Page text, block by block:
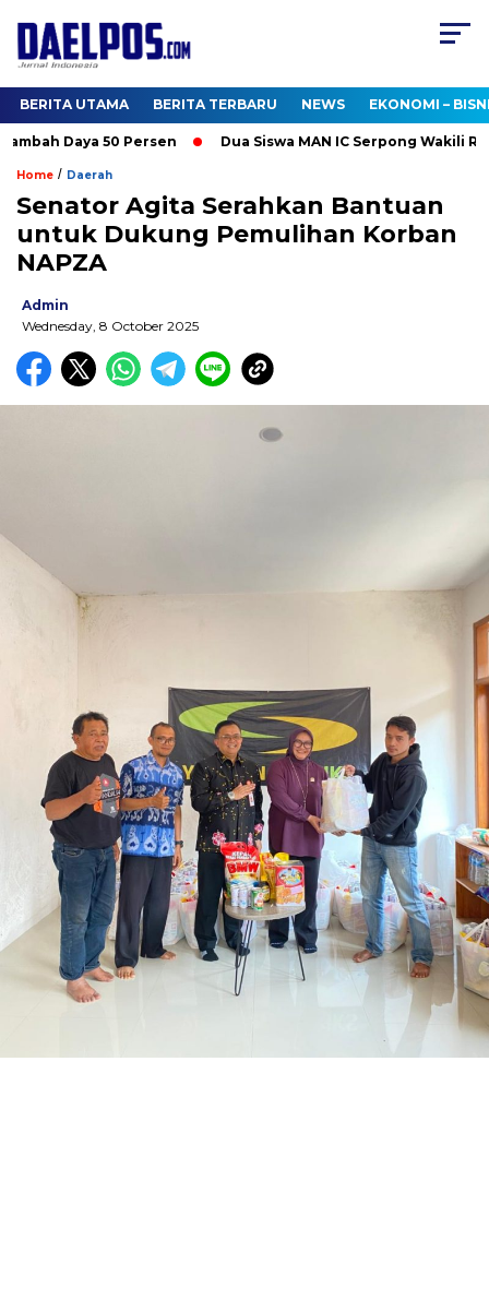
BERITA UTAMA BERITA TERBARU NEWS EKONOMI –
Daya 50 Persen Dua Siswa MAN IC Serpong Wakili RI di
Home / Daerah
Senator Agita Serahkan Bantuan
untuk Dukung Pemulihan Korban
NAPZA
Admin
Wednesday, 8 October 2025